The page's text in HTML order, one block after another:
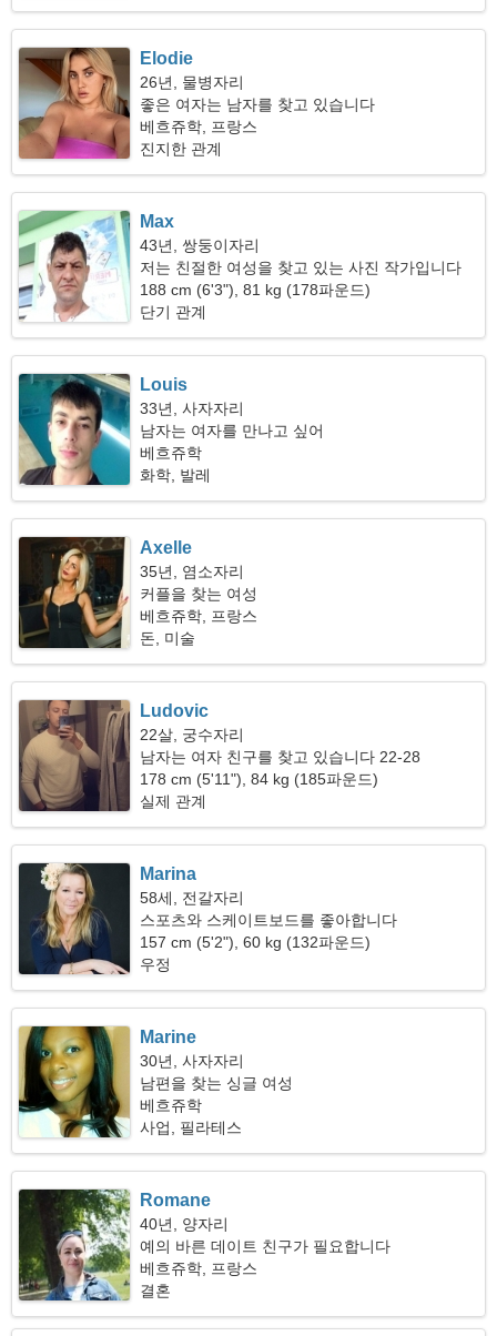
Elodie
26년, 물병자리
좋은 여자는 남자를 찾고 있습니다
베흐쥬학, 프랑스
진지한 관계
Max
43년, 쌍둥이자리
저는 친절한 여성을 찾고 있는 사진 작가입니다
188 cm (6'3"), 81 kg (178파운드)
단기 관계
Louis
33년, 사자자리
남자는 여자를 만나고 싶어
베흐쥬학
화학, 발레
Axelle
35년, 염소자리
커플을 찾는 여성
베흐쥬학, 프랑스
돈, 미술
Ludovic
22살, 궁수자리
남자는 여자 친구를 찾고 있습니다 22-28
178 cm (5'11"), 84 kg (185파운드)
실제 관계
Marina
58세, 전갈자리
스포츠와 스케이트보드를 좋아합니다
157 cm (5'2"), 60 kg (132파운드)
우정
Marine
30년, 사자자리
남편을 찾는 싱글 여성
베흐쥬학
사업, 필라테스
Romane
40년, 양자리
예의 바른 데이트 친구가 필요합니다
베흐쥬학, 프랑스
결혼